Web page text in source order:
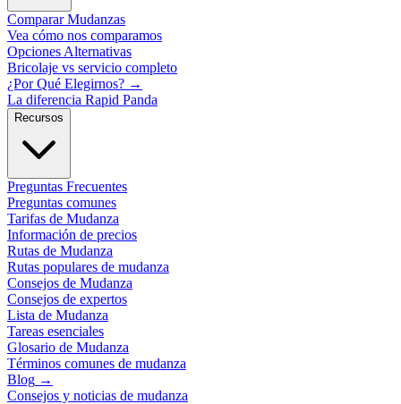
Comparar Mudanzas
Vea cómo nos comparamos
Opciones Alternativas
Bricolaje vs servicio completo
¿Por Qué Elegirnos? →
La diferencia Rapid Panda
Recursos
Preguntas Frecuentes
Preguntas comunes
Tarifas de Mudanza
Información de precios
Rutas de Mudanza
Rutas populares de mudanza
Consejos de Mudanza
Consejos de expertos
Lista de Mudanza
Tareas esenciales
Glosario de Mudanza
Términos comunes de mudanza
Blog →
Consejos y noticias de mudanza